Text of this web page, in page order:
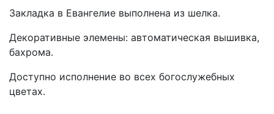
Закладка в Евангелие выполнена из шелка.
Декоративные элемены: автоматическая вышивка,
бахрома.
Доступно исполнение во всех богослужебных
цветах.